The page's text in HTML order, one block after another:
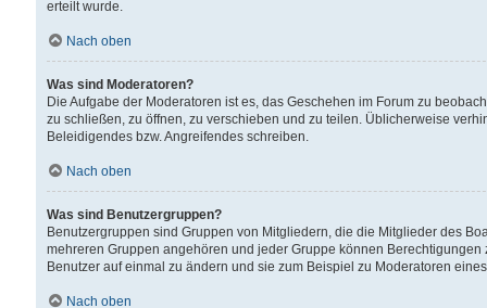
erteilt wurde.
Nach oben
Was sind Moderatoren?
Die Aufgabe der Moderatoren ist es, das Geschehen im Forum zu
zu schließen, zu öffnen, zu verschieben und zu teilen. Üblicherweise
Beleidigendes bzw. Angreifendes schreiben.
Nach oben
Was sind Benutzergruppen?
Benutzergruppen sind Gruppen von Mitgliedern, die die Mitglieder des
mehreren Gruppen angehören und jeder Gruppe können
Benutzer auf einmal zu ändern und sie zum Beispiel zu Moderatoren
Nach oben